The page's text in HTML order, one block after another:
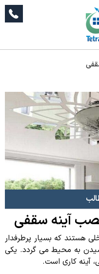
آینه سقفی
هستند که بسیار پرطرفدار
به محیط می گردد. یکی
آینه کاری است.